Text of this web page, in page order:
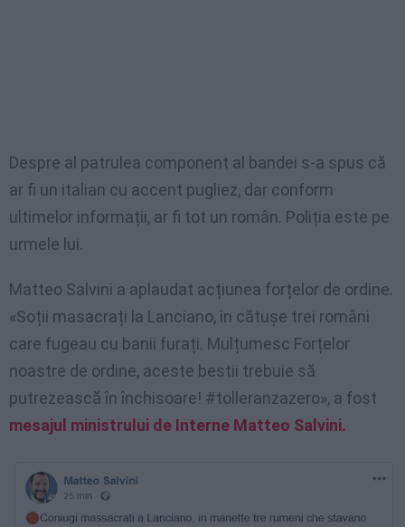
Despre al patrulea component al bandei s-a spus că
ar fi un italian cu accent pugliez, dar conform
ultimelor informații, ar fi tot un român. Poliția este pe
urmele lui.
Matteo Salvini a aplaudat acțiunea forțelor de ordine.
«Soții masacrați la Lanciano, în cătușe trei români
care fugeau cu banii furați. Mulțumesc Forțelor
noastre de ordine, aceste bestii trebuie să
putrezească în închisoare! #tolleranzazero», a fost
mesajul ministrului de Interne Matteo Salvini.